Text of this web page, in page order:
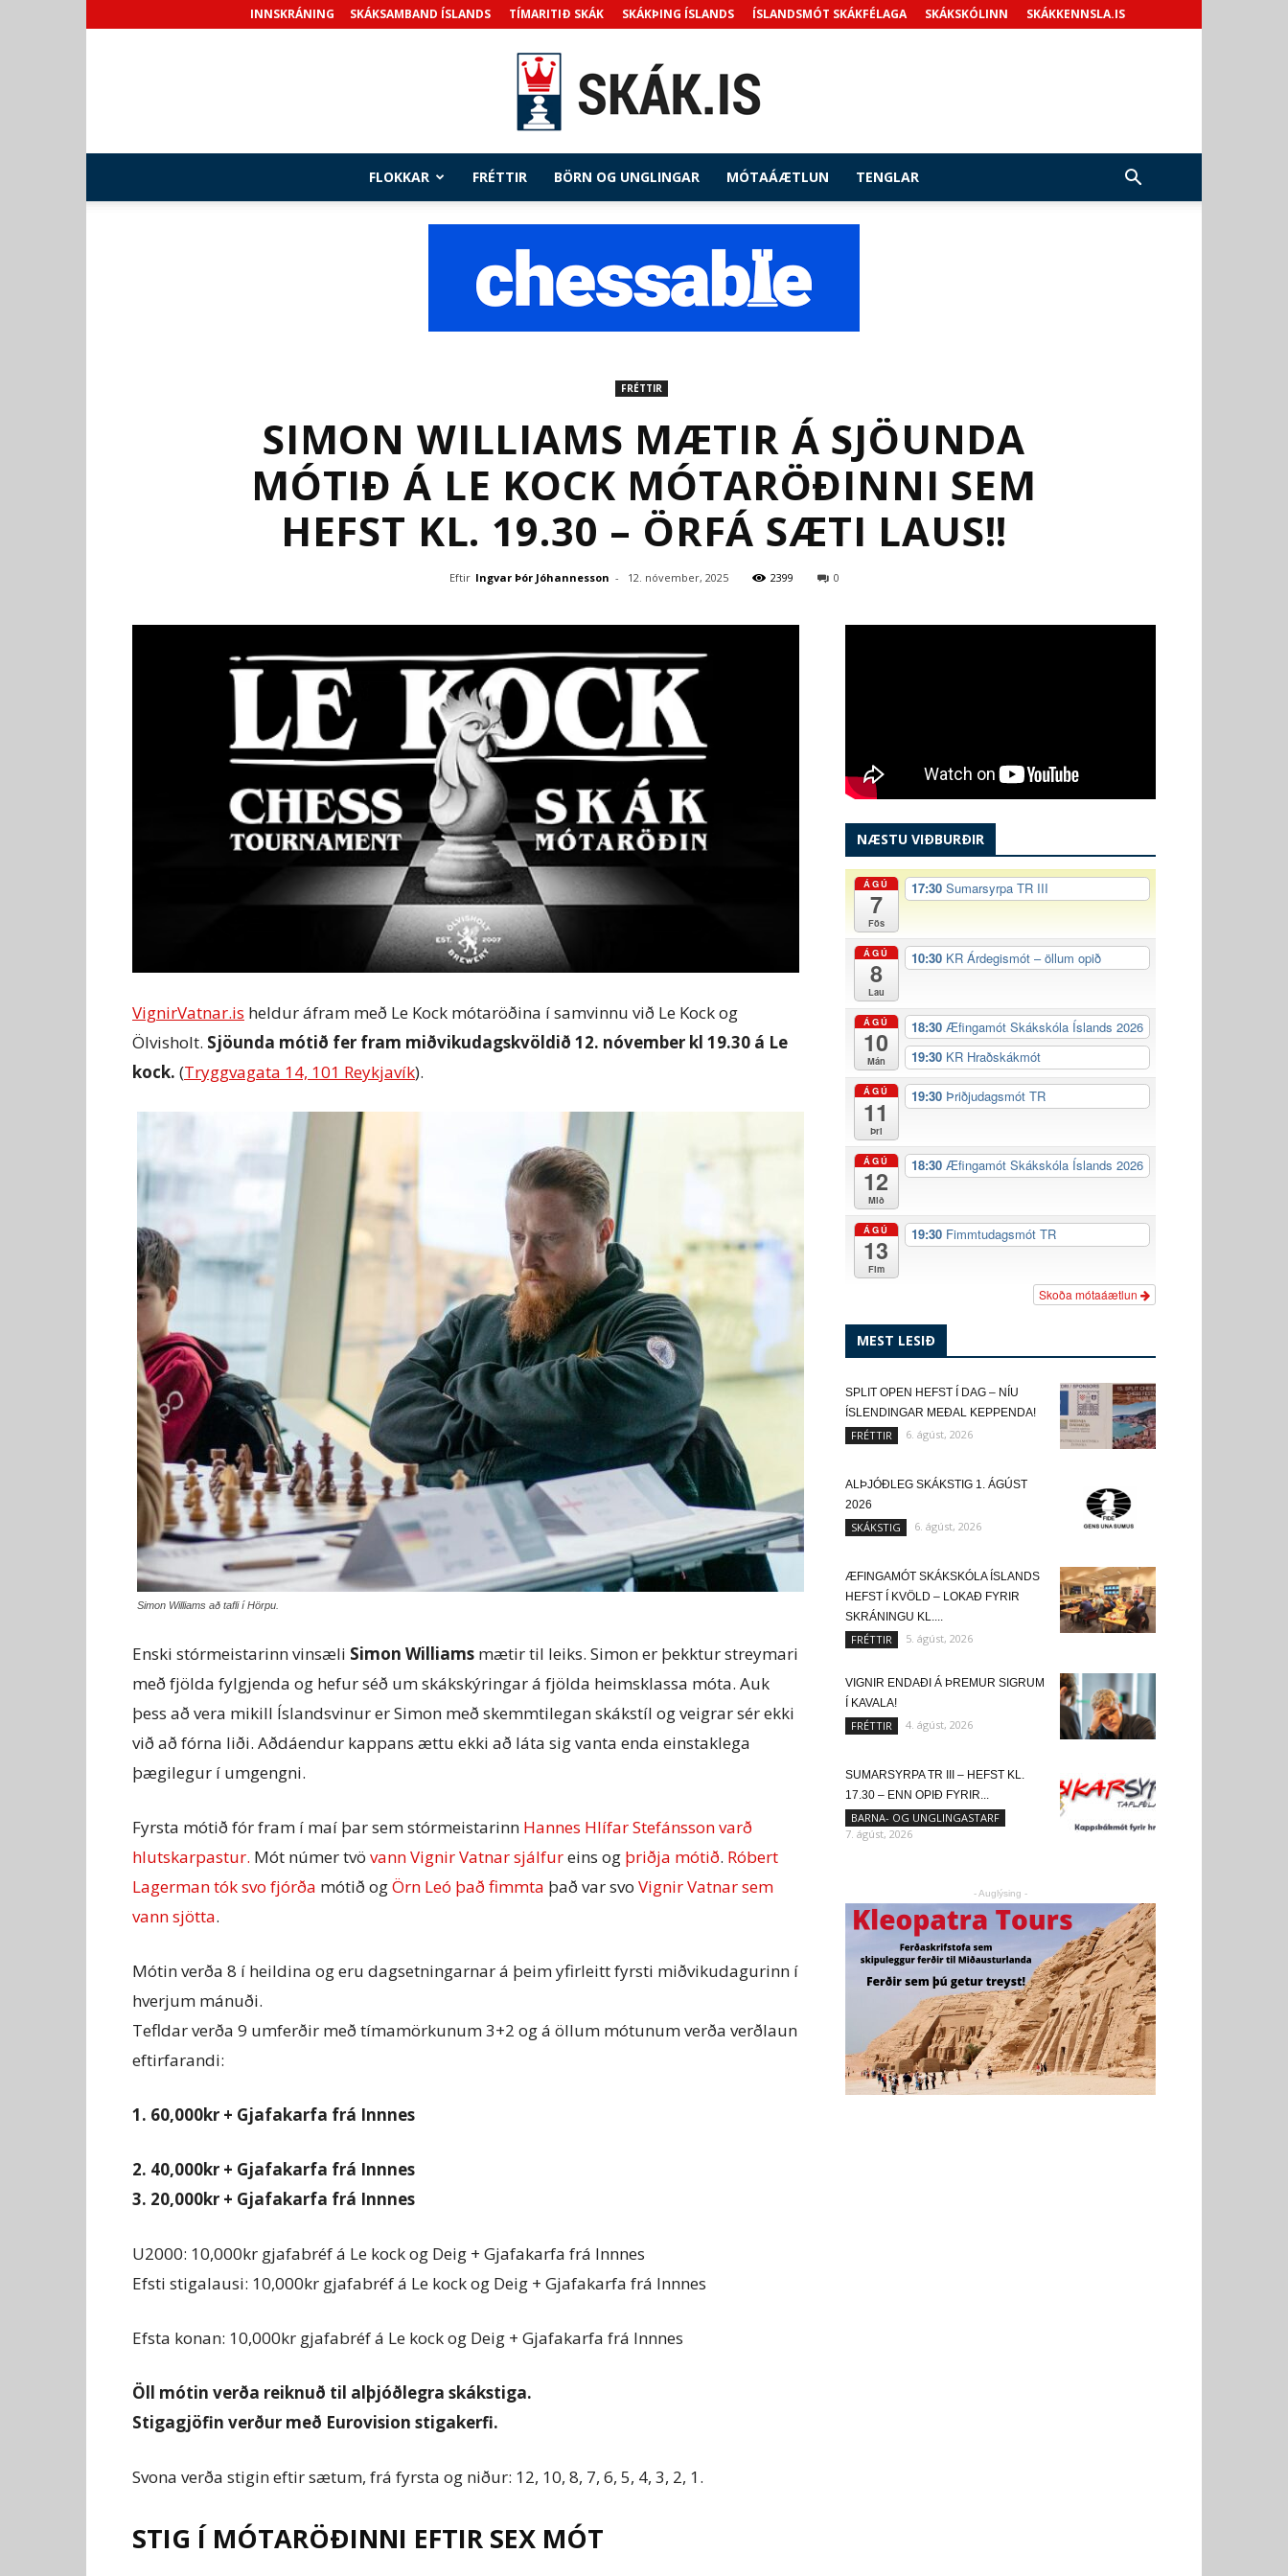
INNSKRÁNING SKÁKSAMBAND ÍSLANDS TÍMARITIÐ SKÁK SKÁKÞING ÍSLANDS ÍSLANDSMÓT SKÁKFÉLAGA SKÁKSKÓLINN SKÁKKENNSLA.IS
FLOKKAR FRÉTTIR BÖRN OG UNGLINGAR MÓTAÁÆTLUN TENGLAR
FRÉTTIR
SIMON WILLIAMS MÆTIR Á SJÖUNDA
MÓTIÐ Á LE KOCK MÓTARÖÐINNI SEM
HEFST KL. 19.30 – ÖRFÁ SÆTI LAUS!!
Eftir Ingvar Þór Jóhannesson - 12. nóvember, 2025 2399 0
VignirVatnar.is heldur áfram með Le Kock mótaröðina í samvinnu við Le Kock og
Ölvisholt. Sjöunda mótið fer fram miðvikudagskvöldið 12. nóvember kl 19.30 á Le
kock. (Tryggvagata 14, 101 Reykjavík).
Simon Williams að tafli í Hörpu.
Enski stórmeistarinn vinsæli Simon Williams mætir til leiks. Simon er þekktur streymari
með fjölda fylgjenda og hefur séð um skákskýringar á fjölda heimsklassa móta. Auk
þess að vera mikill Íslandsvinur er Simon með skemmtilegan skákstíl og veigrar sér ekki
við að fórna liði. Aðdáendur kappans ættu ekki að láta sig vanta enda einstaklega
þægilegur í umgengni.
Fyrsta mótið fór fram í maí þar sem stórmeistarinn Hannes Hlífar Stefánsson varð
hlutskarpastur. Mót númer tvö vann Vignir Vatnar sjálfureins og þriðja mótið. Róbert
Lagerman tók svo fjórða mótið ogÖrn Leó það fimmta það var svo Vignir Vatnar sem
vann sjötta.
Mótin verða 8 í heildina og eru dagsetningarnar á þeim yfirleitt fyrsti miðvikudagurinn í
hverjum mánuði.
Tefldar verða 9 umferðir með tímamörkunum 3+2 og á öllum mótunum verða verðlaun
eftirfarandi:
1. 60,000kr + Gjafakarfa frá Innnes
2. 40,000kr + Gjafakarfa frá Innnes
3. 20,000kr + Gjafakarfa frá Innnes
U2000: 10,000kr gjafabréf á Le kock og Deig + Gjafakarfa frá Innnes
Efsti stigalausi: 10,000kr gjafabréf á Le kock og Deig + Gjafakarfa frá Innnes
Efsta konan: 10,000kr gjafabréf á Le kock og Deig + Gjafakarfa frá Innnes
Öll mótin verða reiknuð til alþjóðlegra skákstiga.
Stigagjöfin verður með Eurovision stigakerfi.
Svona verða stigin eftir sætum, frá fyrsta og niður: 12, 10, 8, 7, 6, 5, 4, 3, 2, 1.
STIG Í MÓTARÖÐINNI EFTIR SEX MÓT
NÆSTU VIÐBURÐIR
ÁGÚ
7
Fös
17:30 Sumarsyrpa TR III
ÁGÚ
8
Lau
10:30 KR Árdegismót – öllum opið
ÁGÚ
10
Mán
18:30 Æfingamót Skákskóla Íslands 2026
19:30 KR Hraðskákmót
ÁGÚ
11
Þri
19:30 Þriðjudagsmót TR
ÁGÚ
12
Mið
18:30 Æfingamót Skákskóla Íslands 2026
ÁGÚ
13
Fim
19:30 Fimmtudagsmót TR
Skoða mótaáætlun
MEST LESIÐ
SPLIT OPEN HEFST Í DAG – NÍU
ÍSLENDINGAR MEÐAL KEPPENDA!
FRÉTTIR 6. ágúst, 2026
ALÞJÓÐLEG SKÁKSTIG 1. ÁGÚST
2026
SKÁKSTIG 6. ágúst, 2026
ÆFINGAMÓT SKÁKSKÓLA ÍSLANDS
HEFST Í KVÖLD – LOKAÐ FYRIR
SKRÁNINGU KL....
FRÉTTIR 5. ágúst, 2026
VIGNIR ENDAÐI Á ÞREMUR SIGRUM
Í KAVALA!
FRÉTTIR 4. ágúst, 2026
SUMARSYRPA TR III – HEFST KL.
17.30 – ENN OPIÐ FYRIR...
BARNA- OG UNGLINGASTARF
7. ágúst, 2026
- Auglýsing -